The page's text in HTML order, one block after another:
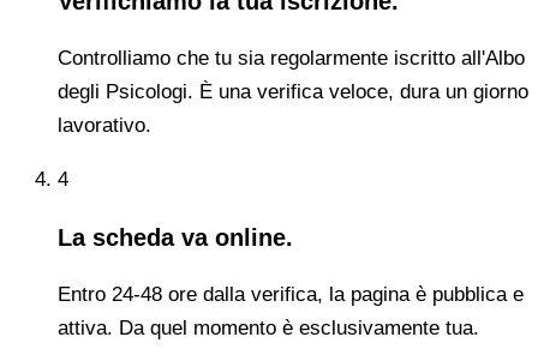
Controlliamo che tu sia regolarmente iscritto all'Albo
degli Psicologi. È una verifica veloce, dura un giorno
lavorativo.
4
La scheda va online.
Entro 24-48 ore dalla verifica, la pagina è pubblica e
attiva. Da quel momento è esclusivamente tua.